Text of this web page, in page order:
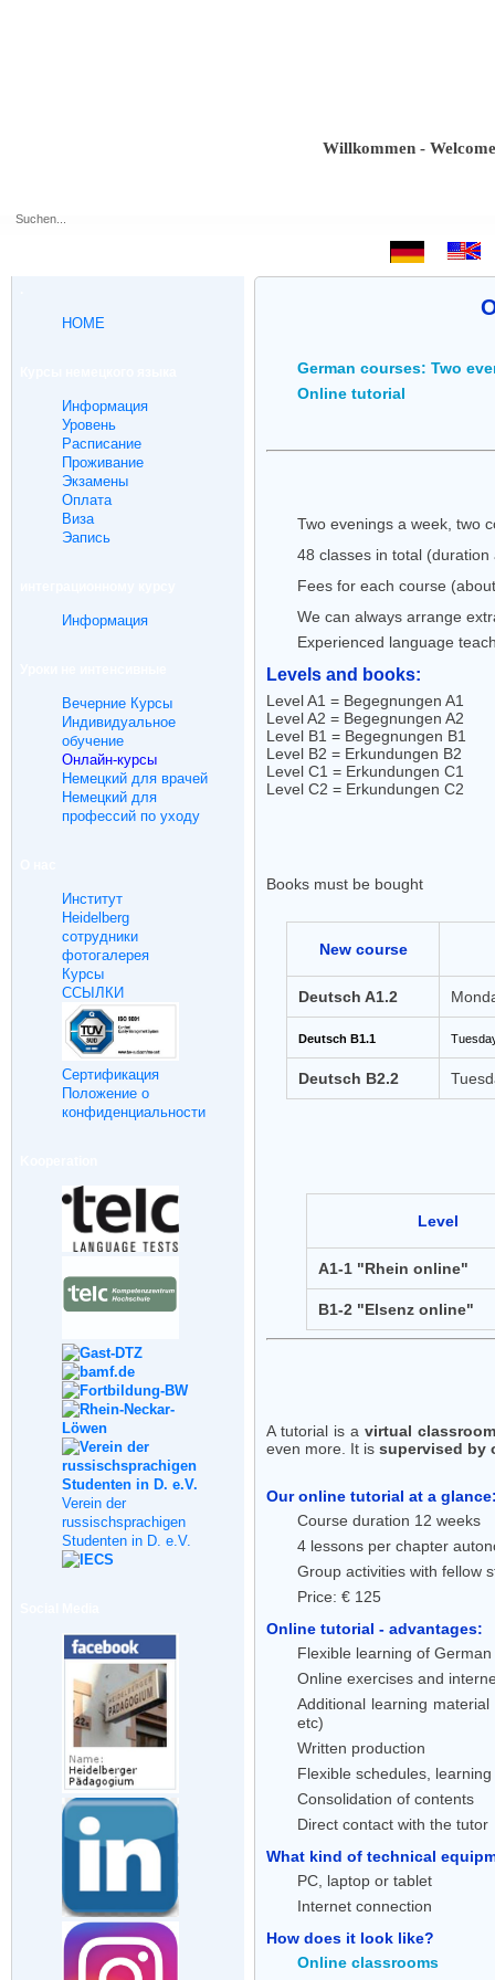
Willkommen - Welcome -
HOME
Информация
Уровень
Расписание
Проживание
Экзамены
Oплата
Bиза
Эапись
Информация
Вечерние Курсы
Индивидуальное
обучение
Онлайн-курсы
Немецкий для врачей
Немецкий для
профессий по уходу
Институт
Heidelberg
сотрудники
фотогалерея
Курсы
ССЫЛКИ
Cертификация
Положение о
конфиденциальности
Verein der
russischsprachigen
Studenten in D. e.V.
German courses: Two
Online tutorial
Two evenings a week, two
48 classes in total
Fees for each course
We can always arrange
Experienced language
Levels and books:
Level A1 = Begegnungen A1
Level A2 = Begegnungen A2
Level B1 = Begegnungen B1
Level B2 = Erkundungen B2
Level C1 = Erkundungen C1
Level C2 = Erkundungen C2
Books must be bought
New course
Deutsch A1.2
Deutsch B1.1
Deutsch B2.2
Level
A1-1 "Rhein online"
B1-2 "Elsenz online"
A tutorial is a virtual classroom
even more. It is supervised by
Our online tutorial at a
Course duration 12 weeks
4 lessons per chapter
Group activities with fellow
Price: € 125
Online tutorial - advantages:
Flexible learning of
Online exercises and
Additional learning
etc)
Written production
Flexible schedules,
Consolidation of contents
Direct contact with the tutor
What kind of technical
PC, laptop or tablet
Internet connection
How does it look like?
Online classrooms